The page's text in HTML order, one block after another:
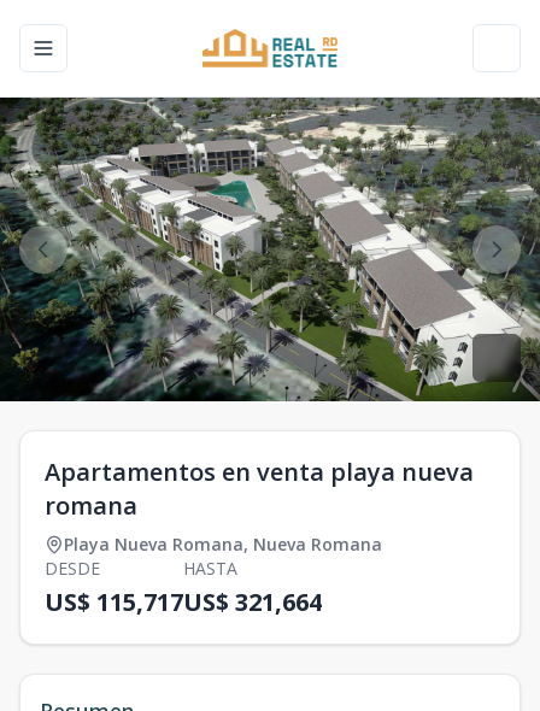
Toggle navigation menu
Apartamentos en venta playa nueva
romana
Playa Nueva Romana, Nueva Romana
DESDE
US$ 115,717
HASTA
US$ 321,664